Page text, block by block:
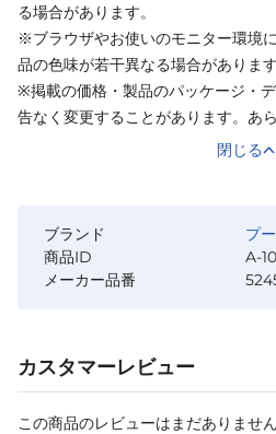
る場合があります。
※ブラウザやお使いのモニター環境
品の色味が若干異なる場合があります
※掲載の価格・製品のパッケージ・
告なく変更することがあります。あ
閉じる
ブランド
プ
商品ID
A-
メーカー品番
カスタマーレビュー
この商品のレビューはまだありません